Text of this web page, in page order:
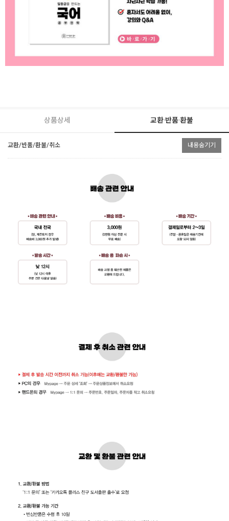
상품상세 교환·반품·환불
교환/반품/환불/취소 내용숨기기